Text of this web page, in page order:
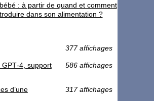
: à partir de quand et comment
dans son alimentation ?
377 affichages
support
586 affichages
d’une
317 affichages